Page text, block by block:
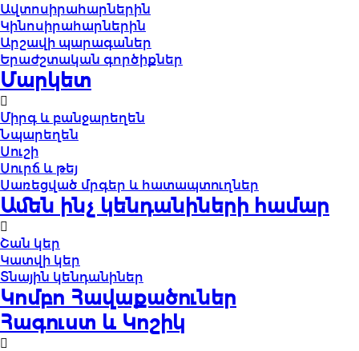
Ավտոսիրահարներին
Կինոսիրահարներին
Արշավի պարագաներ
Երաժշտական գործիքներ
Մարկետ
Միրգ և բանջարեղեն
Նպարեղեն
Սուշի
Սուրճ և թեյ
Սառեցված մրգեր և հատապտուղներ
Ամեն ինչ կենդանիների համար
Շան կեր
Կատվի կեր
Տնային կենդանիներ
Կոմբո Հավաքածուներ
Հագուստ և Կոշիկ